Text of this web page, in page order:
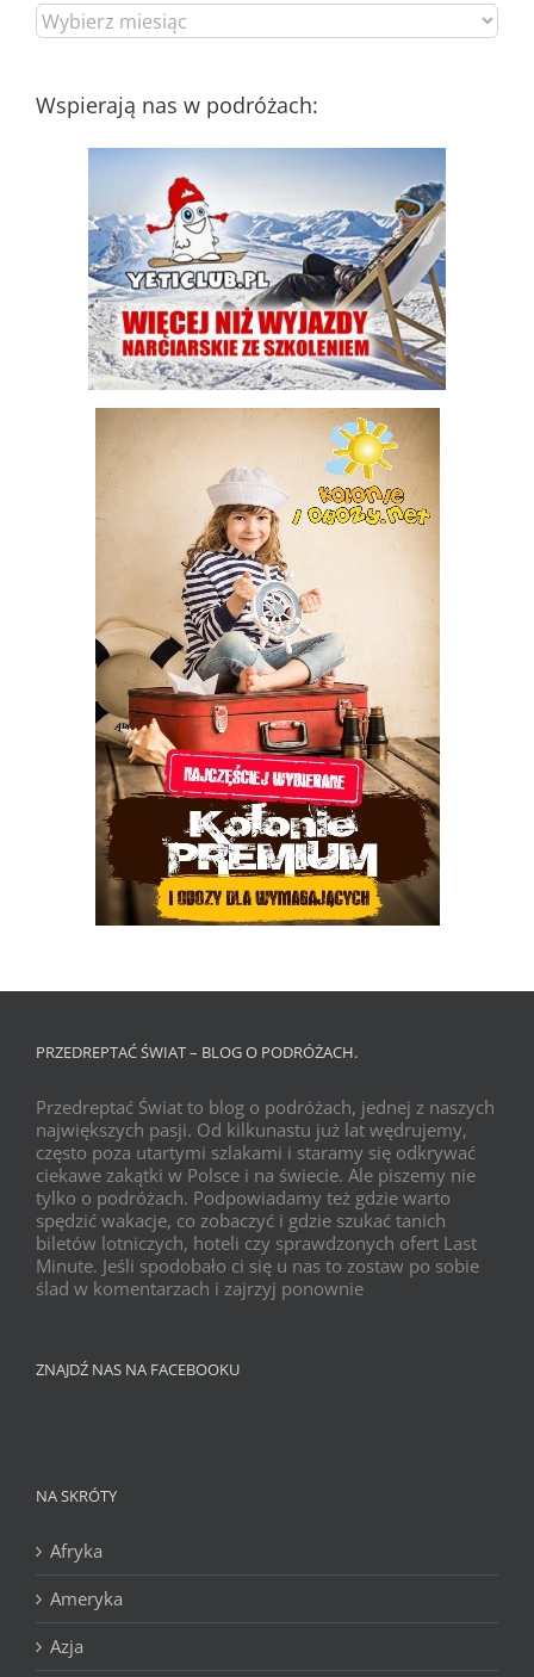
Wpisy
wg
Wspierają nas w podróżach:
PRZEDREPTAĆ ŚWIAT – BLOG O PODRÓŻACH.
Przedreptać Świat to blog o podróżach, jednej z naszych
największych pasji. Od kilkunastu już lat wędrujemy,
często poza utartymi szlakami i staramy się odkrywać
ciekawe zakątki w Polsce i na świecie. Ale piszemy nie
tylko o podróżach. Podpowiadamy też gdzie warto
spędzić wakacje, co zobaczyć i gdzie szukać tanich
biletów lotniczych, hoteli czy sprawdzonych ofert Last
Minute. Jeśli spodobało ci się u nas to zostaw po sobie
ślad w komentarzach i zajrzyj ponownie
ZNAJDŹ NAS NA FACEBOOKU
NA SKRÓTY
Afryka
Ameryka
Azja